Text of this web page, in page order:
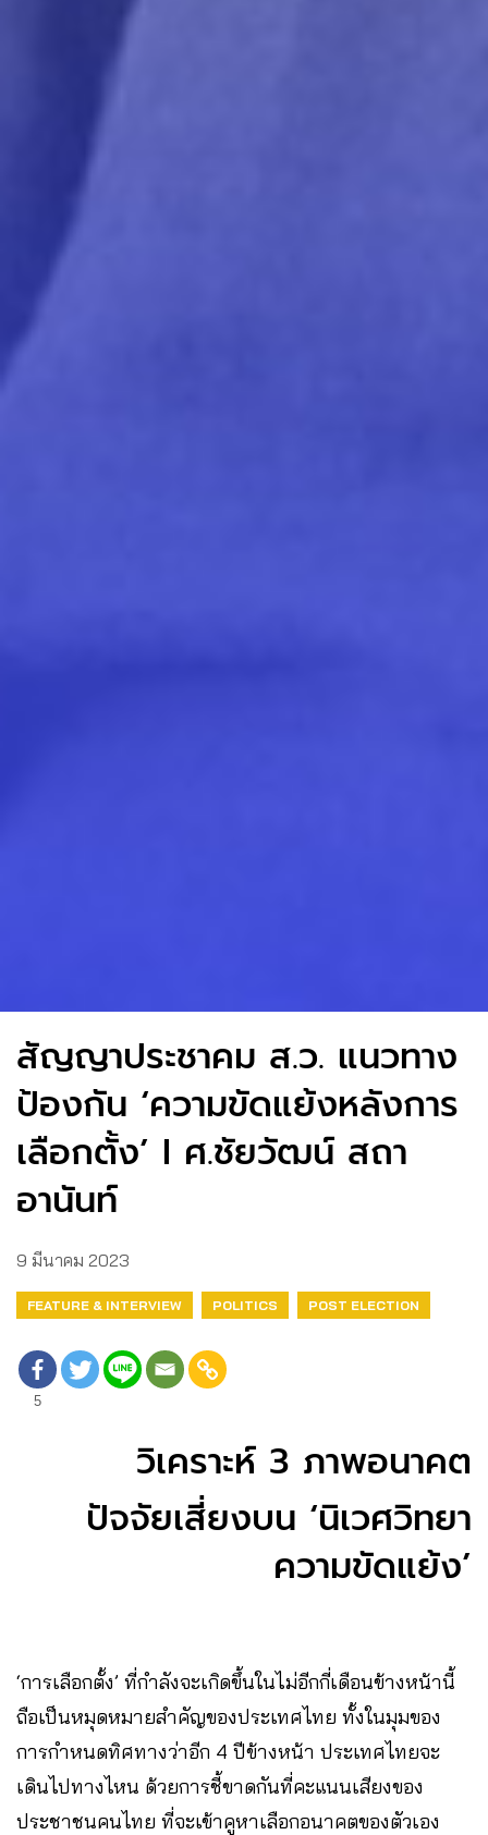
สัญญาประชาคม ส.ว. แนวทาง
ป้องกัน ‘ความขัดแย้งหลังการ
เลือกตั้ง’​ I ศ.ชัยวัฒน์ สถา
อานันท์
9 มีนาคม 2023
FEATURE & INTERVIEW POLITICS POST ELECTION
5
วิเคราะห์ 3 ภาพอนาคต
ปัจจัยเสี่ยงบน ‘นิเวศวิทยา
ความขัดแย้ง’
‘การเลือกตั้ง’ ที่กำลังจะเกิดขึ้นในไม่อีกกี่เดือนข้างหน้านี้
ถือเป็นหมุดหมายสำคัญของประเทศไทย ทั้งในมุมของ
การกำหนดทิศทางว่าอีก 4 ปีข้างหน้า ประเทศไทยจะ
เดินไปทางไหน ด้วยการชี้ขาดกันที่คะแนนเสียงของ
ประชาชนคนไทย ที่จะเข้าคูหาเลือกอนาคตของตัวเอง